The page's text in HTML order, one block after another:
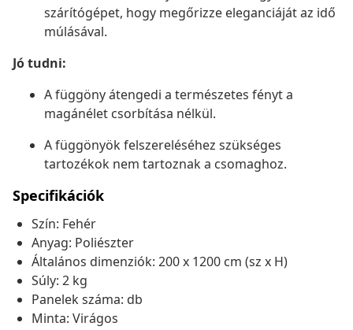
szárítógépet, hogy megőrizze eleganciáját az idő
múlásával.
Jó tudni:
A függöny átengedi a természetes fényt a
magánélet csorbítása nélkül.
A függönyök felszereléséhez szükséges
tartozékok nem tartoznak a csomaghoz.
Specifikációk
Szín: Fehér
Anyag: Poliészter
Általános dimenziók: 200 x 1200 cm (sz x H)
Súly: 2 kg
Panelek száma: db
Minta: Virágos